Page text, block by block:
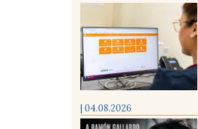
| 04.08.2026